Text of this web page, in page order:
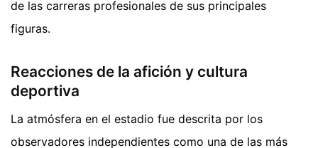
de las carreras profesionales de sus principales
figuras.
Reacciones de la afición y cultura
deportiva
La atmósfera en el estadio fue descrita por los
observadores independientes como una de las más